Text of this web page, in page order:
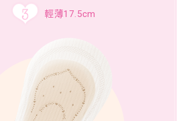
輕薄17.5cm